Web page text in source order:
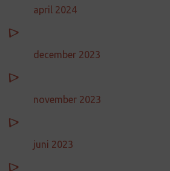
april 2024
december 2023
november 2023
juni 2023